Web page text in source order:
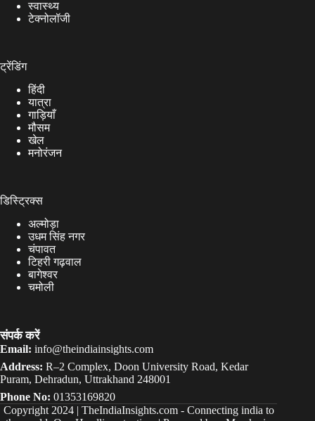
स्वास्थ्य
टेक्नोलॉजी
ट्रेंडिंग
हिंदी
यात्रा
गाड़ियाँ
मौसम
खेल
मनोरंजन
डिस्ट्रिक्स
अल्मोड़ा
उधम सिंह नगर
चंपावत
टिहरी गढ़वाल
बागेश्वर
चमोली
संपर्क करें
Email: info@theindiainsights.com
Address: R–2 Complex, Doon University Road, Kedar
Puram, Dehradun, Uttrakhand 248001
Phone No: 01353169820
Copyright 2024 | TheIndiaInsights.com- Connecting india to